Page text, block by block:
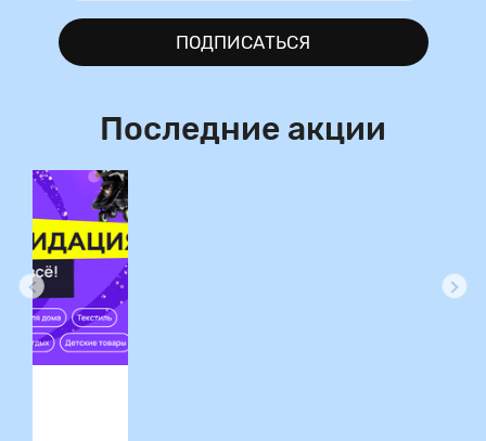
ПОДПИСАТЬСЯ
Последние акции